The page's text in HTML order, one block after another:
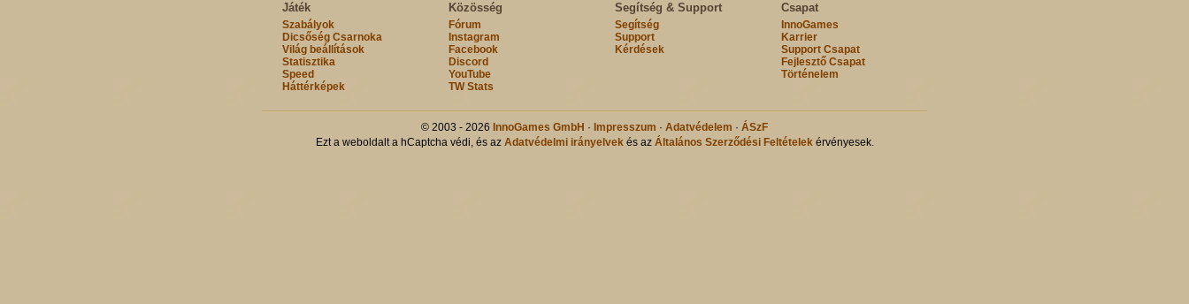
Játék
Szabályok
Dicsőség Csarnoka
Világ beállítások
Statisztika
Speed
Háttérképek
Közösség
Fórum
Instagram
Facebook
Discord
YouTube
TW Stats
Segítség & Support
Segítség
Support
Kérdések
Csapat
InnoGames
Karrier
Support Csapat
Fejlesztő Csapat
Történelem
© 2003 - 2026 InnoGames GmbH · Impresszum · Adatvédelem · ÁSzF
Ezt a weboldalt a hCaptcha védi, és az Adatvédelmi irányelvekés az Általános Szerződési Feltételekérvényesek.